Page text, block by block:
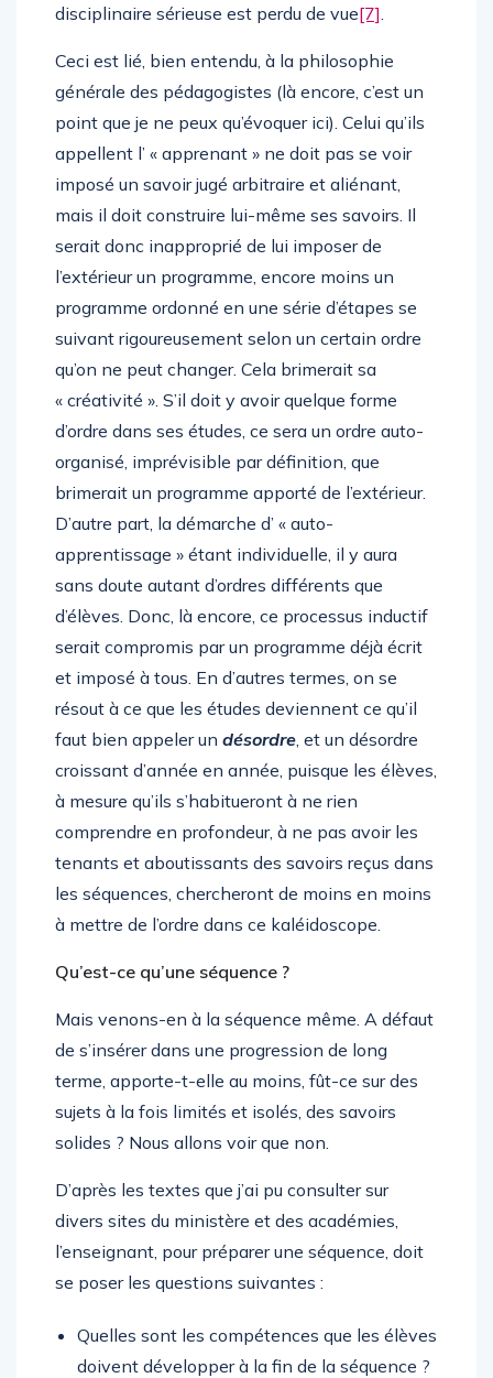
disciplinaire sérieuse est perdu de vue[7]
Ceci est lié, bien entendu, à la philosophie
générale des pédagogistes (là encore, c’est un
point que je ne peux qu’évoquer ici). Celui qu’ils
appellent l’ « apprenant » ne doit pas se voir
imposé un savoir jugé arbitraire et aliénant,
mais il doit construire lui-même ses savoirs. Il
serait donc inapproprié de lui imposer de
l’extérieur un programme, encore moins un
programme ordonné en une série d’étapes se
suivant rigoureusement selon un certain ordre
qu’on ne peut changer. Cela brimerait sa
« créativité ». S’il doit y avoir quelque forme
d’ordre dans ses études, ce sera un ordre auto-
organisé, imprévisible par définition, que
brimerait un programme apporté de l’extérieur.
D’autre part, la démarche d’ « auto-
apprentissage » étant individuelle, il y aura
sans doute autant d’ordres différents que
d’élèves. Donc, là encore, ce processus inductif
serait compromis par un programme déjà écrit
et imposé à tous. En d’autres termes, on se
résout à ce que les études deviennent ce qu’il
faut bien appeler un désordre , et un désordre
croissant d’année en année, puisque les élèves,
à mesure qu’ils s’habitueront à ne rien
comprendre en profondeur, à ne pas avoir les
tenants et aboutissants des savoirs reçus dans
les séquences, chercheront de moins en moins
à mettre de l’ordre dans ce kaléidoscope.
Qu’est-ce qu’une séquence ?
Mais venons-en à la séquence même. A défaut
de s’insérer dans une progression de long
terme, apporte-t-elle au moins, fût-ce sur des
sujets à la fois limités et isolés, des savoirs
solides ? Nous allons voir que non.
D’après les textes que j’ai pu consulter sur
divers sites du ministère et des académies,
l’enseignant, pour préparer une séquence, doit
se poser les questions suivantes :
Quelles sont les compétences que les élèves
doivent développer à la fin de la séquence ?